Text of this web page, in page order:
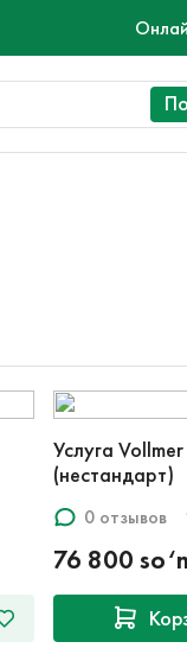
Услуга Vollmer Заточка пилы 64-зуб
(нестандарт)
0 отзывов
76 800